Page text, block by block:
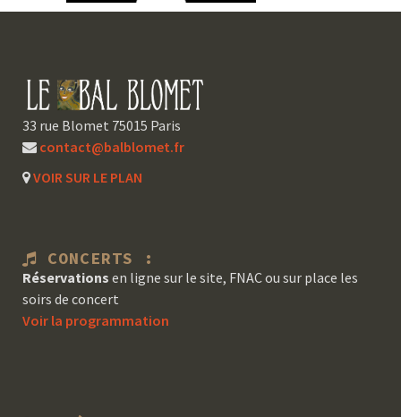
33 rue Blomet 75015 Paris
contact@balblomet.fr
VOIR SUR LE PLAN
CONCERTS :
Réservations en ligne sur le site, FNAC ou sur place les
soirs de concert
Voir la programmation